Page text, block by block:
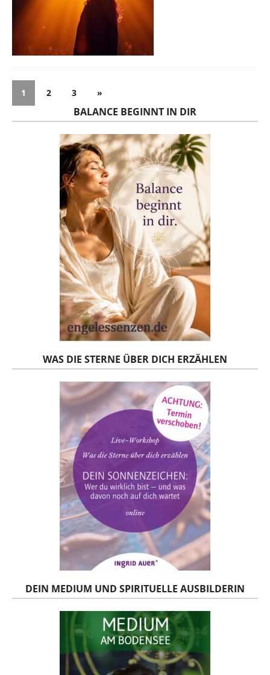
1 2 3 »
BALANCE BEGINNT IN DIR
WAS DIE STERNE ÜBER DICH ERZÄHLEN
DEIN MEDIUM UND SPIRITUELLE AUSBILDERIN